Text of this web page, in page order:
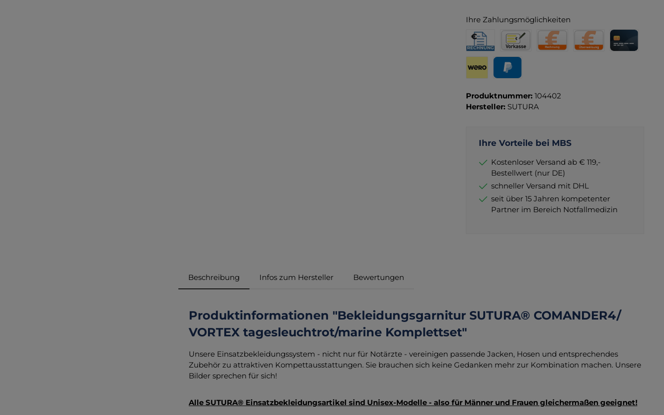
Ihre Zahlungsmöglichkeiten
Rechnung für Behörden
Vorkasse
Produktnummer: 104402
Hersteller: SUTURA
Ihre Vorteile bei MBS
Kostenloser Versand ab € 119,-
Bestellwert (nur DE)
schneller Versand mit DHL
seit über 15 Jahren kompetenter
Partner im Bereich Notfallmedizin
Beschreibung Infos zum Hersteller Bewertungen
Produktinformationen "Bekleidungsgarnitur SUTURA® COMANDER4/
VORTEX tagesleuchtrot/marine Komplettset"
Unsere Einsatzbekleidungssystem - nicht nur für Notärzte - vereinigen passende Jacken, Hosen und entsprechendes
Zubehör zu attraktiven Kompettausstattungen. Sie brauchen sich keine Gedanken mehr zur Kombination machen. Unsere
Bilder sprechen für sich!
Alle SUTURA® Einsatzbekleidungsartikel sind Unisex-Modelle - also für Männer und Frauen gleichermaßen geeignet!